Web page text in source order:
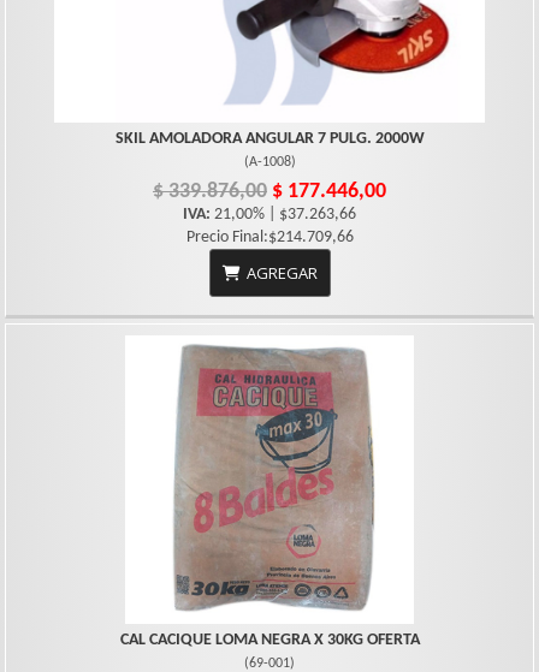
SKIL AMOLADORA ANGULAR 7 PULG. 2000W
(A-1008)
$ 339.876,00 $ 177.446,00
IVA: 21,00% | $37.263,66
Precio Final:$214.709,66
AGREGAR
CAL CACIQUE LOMA NEGRA X 30KG OFERTA
(69-001)